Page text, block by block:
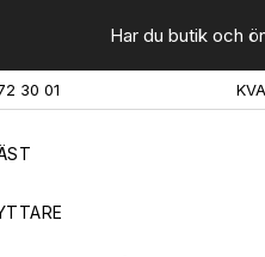
Har du butik och
30 01